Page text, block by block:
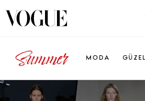
MODA